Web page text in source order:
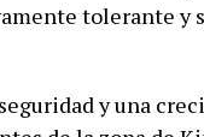
tolerante y
y una